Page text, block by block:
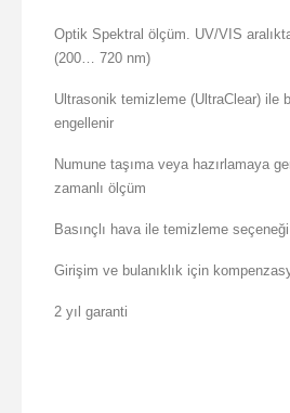
Optik Spektral ölçüm. UV/VIS
(200… 720 nm)
Ultrasonik temizleme (UltraClear) ile
engellenir
Numune taşıma veya hazırlamaya
zamanlı ölçüm
Basınçlı hava ile temizleme seçeneği
Girişim ve bulanıklık için
2 yıl garanti